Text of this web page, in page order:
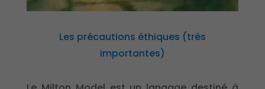
Les précautions éthiques (très
importantes)